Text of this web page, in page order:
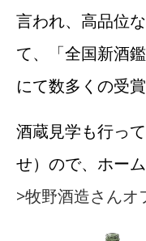
言われ、高品位
て、「全国新酒
にて数多くの受
酒蔵見学も行っ
せ）ので、ホー
>牧野酒造さんオ